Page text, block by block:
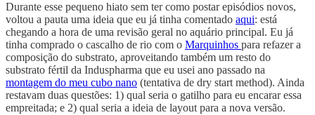
Durante esse pequeno hiato sem ter como postar episódios novos,
voltou a pauta uma ideia que eu já tinha comentado aqui: está
chegando a hora de uma revisão geral no aquário principal. Eu já
tinha comprado o cascalho de rio com o Marquinhos para refazer a
composição do substrato, aproveitando também um resto do
substrato fértil da Induspharma que eu usei ano passado na
montagem do meu cubo nano (tentativa de dry start method). Ainda
restavam duas questões: 1) qual seria o gatilho para eu encarar essa
empreitada; e 2) qual seria a ideia de layout para a nova versão.